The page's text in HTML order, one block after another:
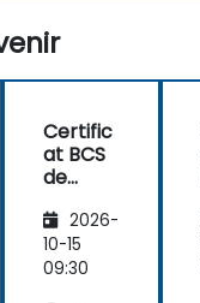
Certific
at BCS
de
n en
Gestion
de
2026-
10-15
09:30